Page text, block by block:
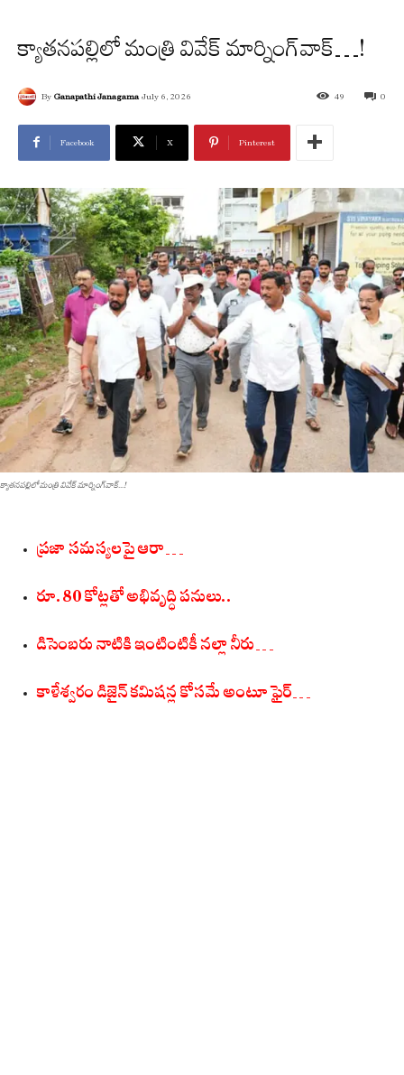
క్యాతనపల్లిలో మంత్రి వివేక్‌ మార్నింగ్‌వాక్‌…!
By Ganapathi Janagama July 6, 2026 0
49
Facebook X Pinterest
క్యాతనపల్లిలో మంత్రి వివేక్‌ మార్నింగ్‌వాక్‌...!
ప్రజా సమస్యలపై ఆరా…
రూ.80 కోట్లతో అభివృద్ధి పనులు..
డిసెంబరు నాటికి ఇంటింటికీ నల్లా నీరు…
కాళేశ్వరం డిజైన్‌ కమిషన్ల కోసమే అంటూ ఫైర్‌…